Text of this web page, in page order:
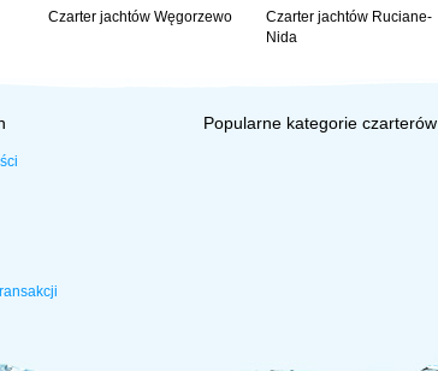
Czarter jachtów Węgorzewo
Czarter jachtów Ruciane-
Nida
Popularne kategorie czarterów